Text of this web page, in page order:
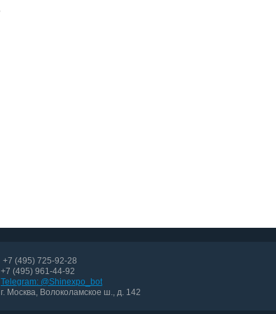
+7 (495) 725-92-28
+7 (495) 961-44-92
Telegram: @Shinexpo_bot
г. Москва, Волоколамское ш., д. 142